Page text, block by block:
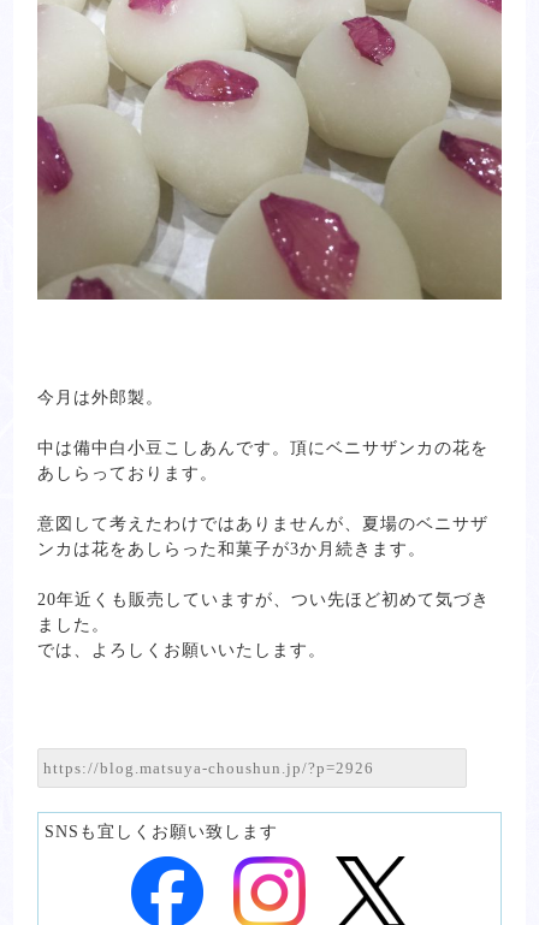
今月は外郎製。
中は備中白小豆こしあんです。頂にベニサザンカの花を
あしらっております。
意図して考えたわけではありませんが、夏場のベニサザ
ンカは花をあしらった和菓子が3か月続きます。
20年近くも販売していますが、つい先ほど初めて気づき
ました。
では、よろしくお願いいたします。
SNSも宜しくお願い致します